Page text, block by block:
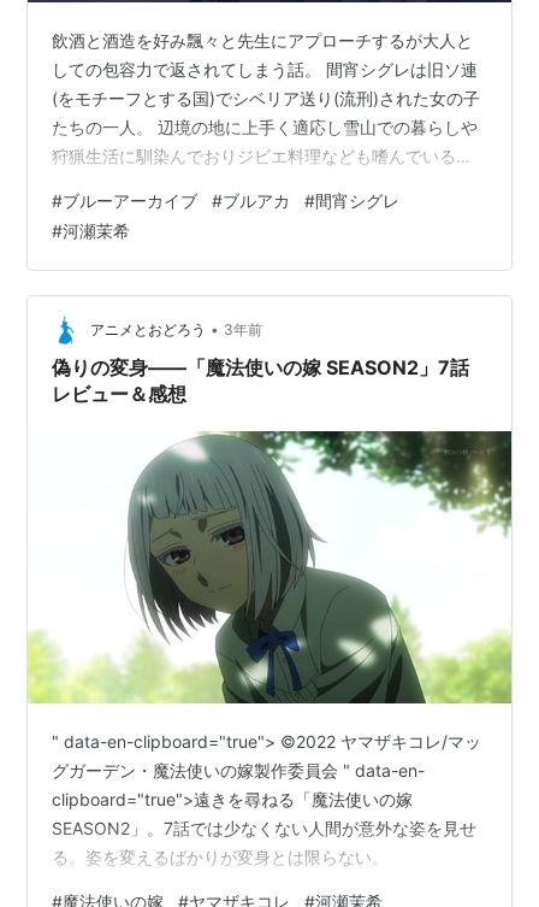
飲酒と酒造を好み飄々と先生にアプローチするが大人と
しての包容力で返されてしまう話。 間宵シグレは旧ソ連
(をモチーフとする国)でシベリア送り(流刑)された女の子
たちの一人。 辺境の地に上手く適応し雪山での暮らしや
狩猟生活に馴染んでおりジビエ料理なども嗜んでいる。
時には大胆なアプローチを取るのだが…… なんとシグレ√
の先生はイケメンっぷりを発揮し、大人の余裕を以てシ
グレを受容するのであった。 遭難してシグレにおんぶで
市街地まで運んでもらったお返しには高級レストランの
ディナーでお返し。 ジビエを振る舞おうと野生動物の肉
を持ってきたシグレには逆に先生…
#ブルーアーカイブ #ブルアカ #間宵シグレ
#河瀬茉希
アニメとおどろう • 3年前
偽りの変身――「魔法使いの嫁 SEASON2」7話
レビュー＆感想
" data-en-clipboard="true"> ©2022 ヤマザキコレ/マッ
グガーデン・魔法使いの嫁製作委員会 " data-en-
clipboard="true">遠きを尋ねる「魔法使いの嫁
SEASON2」。7話では少なくない人間が意外な姿を見せ
る。姿を変えるばかりが変身とは限らない。
#魔法使いの嫁 #ヤマザキコレ #河瀬茉希